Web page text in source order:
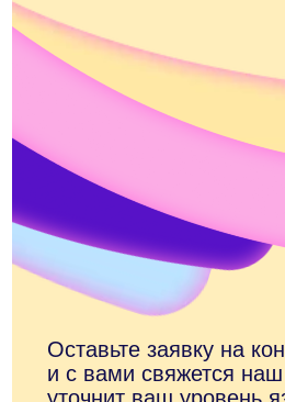
Арабский
Корейский
Японский
обучение
Приведите друга в
Anecole
Подарочные
сертификаты
Сотрудничество с
Anecole
Документация
Договор
оферты
Политика конфиденциальности и
Согласие на обработку персональных
данных
Согласие на получение рассылки
рекламного характера